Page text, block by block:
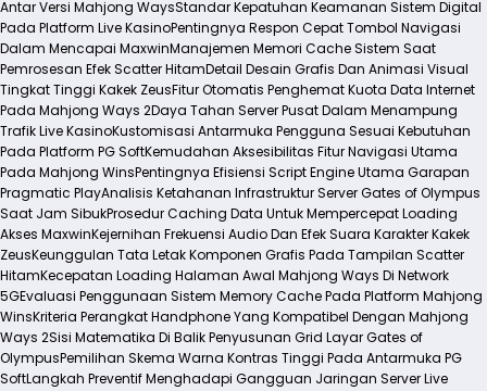
Antar Versi Mahjong WaysStandar Kepatuhan Keamanan Sistem Digital
Pada Platform Live KasinoPentingnya Respon Cepat Tombol Navigasi
Dalam Mencapai MaxwinManajemen Memori Cache Sistem Saat
Pemrosesan Efek Scatter HitamDetail Desain Grafis Dan Animasi Visual
Tingkat Tinggi Kakek ZeusFitur Otomatis Penghemat Kuota Data Internet
Pada Mahjong Ways 2Daya Tahan Server Pusat Dalam Menampung
Trafik Live KasinoKustomisasi Antarmuka Pengguna Sesuai Kebutuhan
Pada Platform PG SoftKemudahan Aksesibilitas Fitur Navigasi Utama
Pada Mahjong WinsPentingnya Efisiensi Script Engine Utama Garapan
Pragmatic PlayAnalisis Ketahanan Infrastruktur Server Gates of Olympus
Saat Jam SibukProsedur Caching Data Untuk Mempercepat Loading
Akses MaxwinKejernihan Frekuensi Audio Dan Efek Suara Karakter Kakek
ZeusKeunggulan Tata Letak Komponen Grafis Pada Tampilan Scatter
HitamKecepatan Loading Halaman Awal Mahjong Ways Di Network
5GEvaluasi Penggunaan Sistem Memory Cache Pada Platform Mahjong
WinsKriteria Perangkat Handphone Yang Kompatibel Dengan Mahjong
Ways 2Sisi Matematika Di Balik Penyusunan Grid Layar Gates of
OlympusPemilihan Skema Warna Kontras Tinggi Pada Antarmuka PG
SoftLangkah Preventif Menghadapi Gangguan Jaringan Server Live